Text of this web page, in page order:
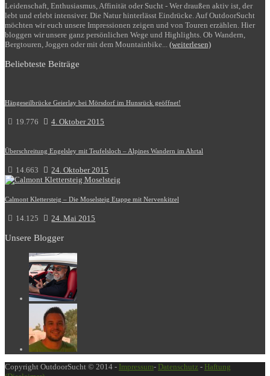
Leidenschaft, Enthusiasmus, Affinität oder Sucht - Wer draußen aktiv ist, der
lebt und erlebt intensiver. Die Natur hinterlässt Eindrücke. Auf OutdoorSucht
möchten wir euch unsere Impressionen zeigen und von Touren erzählen. Hier
bloggen wir unsere ganz persönlichen Wege und Highlights. Ob Wandern,
Bergtouren, Joggen oder mit dem Mountainbike... (weiterlesen)
Beliebteste Beiträge
Hängeseilbrücke Geierlay bei Mörsdorf im Hunsrück geöffnet!
19.776 4. Oktober 2015
Überschreitung Engelsley mit Teufelsloch – Alpines Wandern im Ahrtal
14.663 24. Oktober 2015
Calmont Klettersteig – Die Moselsteig Etappe mit Nervenkitzel
14.125 24. Mai 2015
Unsere Blogger
Copyright OutdoorSucht © 2014 - Impressum- Datenschutz - Haftung